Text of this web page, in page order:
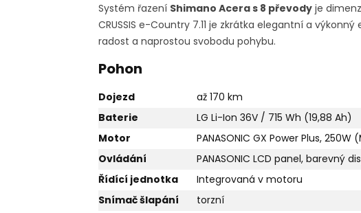
Systém řazení Shimano Acera s 8 převody je
CRUSSIS e-Country 7.11 je zkrátka elegantní a
radost a naprostou svobodu pohybu.
Pohon
Dojezd
až 170 km
Baterie
LG Li-Ion 36V / 715 Wh (19,88 Ah)
Motor
PANASONIC GX Power Plus,
Ovládání
PANASONIC LCD panel, barevný
Řídící jednotka
Integrovaná v motoru
Snímač šlapání
torzní